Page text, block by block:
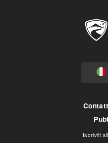
Iscriviti